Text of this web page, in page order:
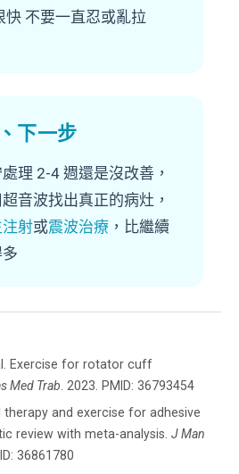
快 不要一直忍或亂拉
下一步
理 2-4 週還是沒改善，
音波找出真正的病灶，
注射或震波治療 ，比繼續
Exercise for rotator cuff
Med Trab . 2023. PMID: 36793454
therapy and exercise for adhesive
review with meta-analysis.J Man
36861780